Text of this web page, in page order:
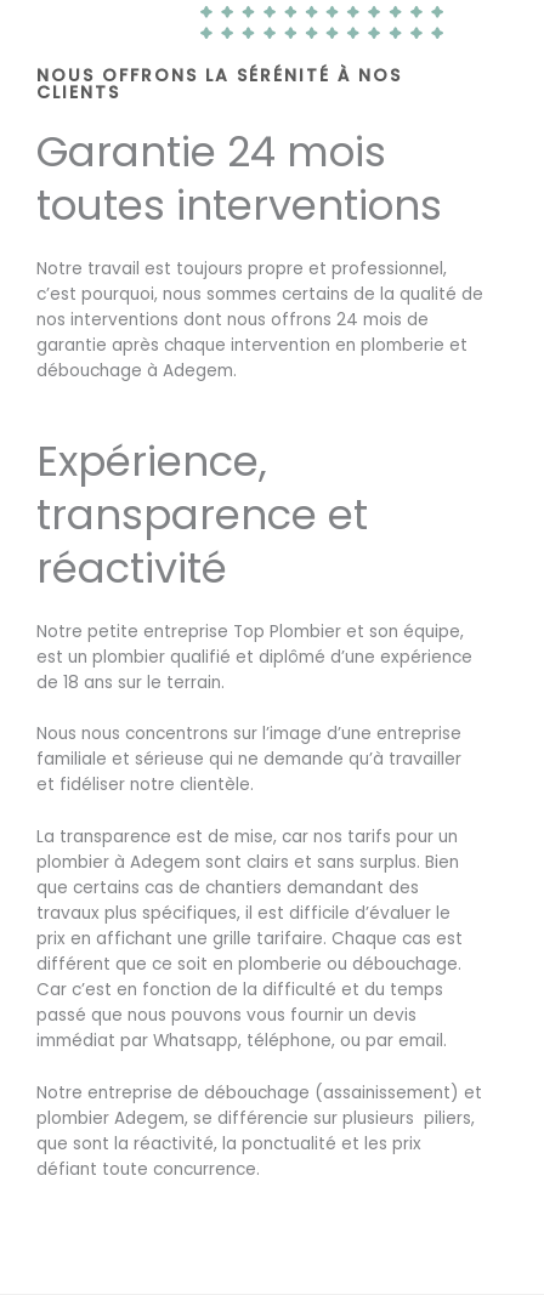
NOUS OFFRONS LA SÉRÉNITÉ À NOS
CLIENTS
Garantie 24 mois
toutes interventions
Notre travail est toujours propre et professionnel,
c’est pourquoi, nous sommes certains de la qualité de
nos interventions dont nous offrons 24 mois de
garantie après chaque intervention en plomberie et
débouchage à Adegem.
Expérience,
transparence et
réactivité
Notre petite entreprise Top Plombier et son équipe,
est un plombier qualifié et diplômé d’une expérience
de 18 ans sur le terrain.
Nous nous concentrons sur l’image d’une entreprise
familiale et sérieuse qui ne demande qu’à travailler
et fidéliser notre clientèle.
La transparence est de mise, car nos tarifs pour un
plombier à Adegem sont clairs et sans surplus. Bien
que certains cas de chantiers demandant des
travaux plus spécifiques, il est difficile d’évaluer le
prix en affichant une grille tarifaire. Chaque cas est
différent que ce soit en plomberie ou débouchage.
Car c’est en fonction de la difficulté et du temps
passé que nous pouvons vous fournir un devis
immédiat par Whatsapp, téléphone, ou par email.
Notre entreprise de débouchage (assainissement) et
plombier Adegem, se différencie sur plusieurs piliers,
que sont la réactivité, la ponctualité et les prix
défiant toute concurrence.